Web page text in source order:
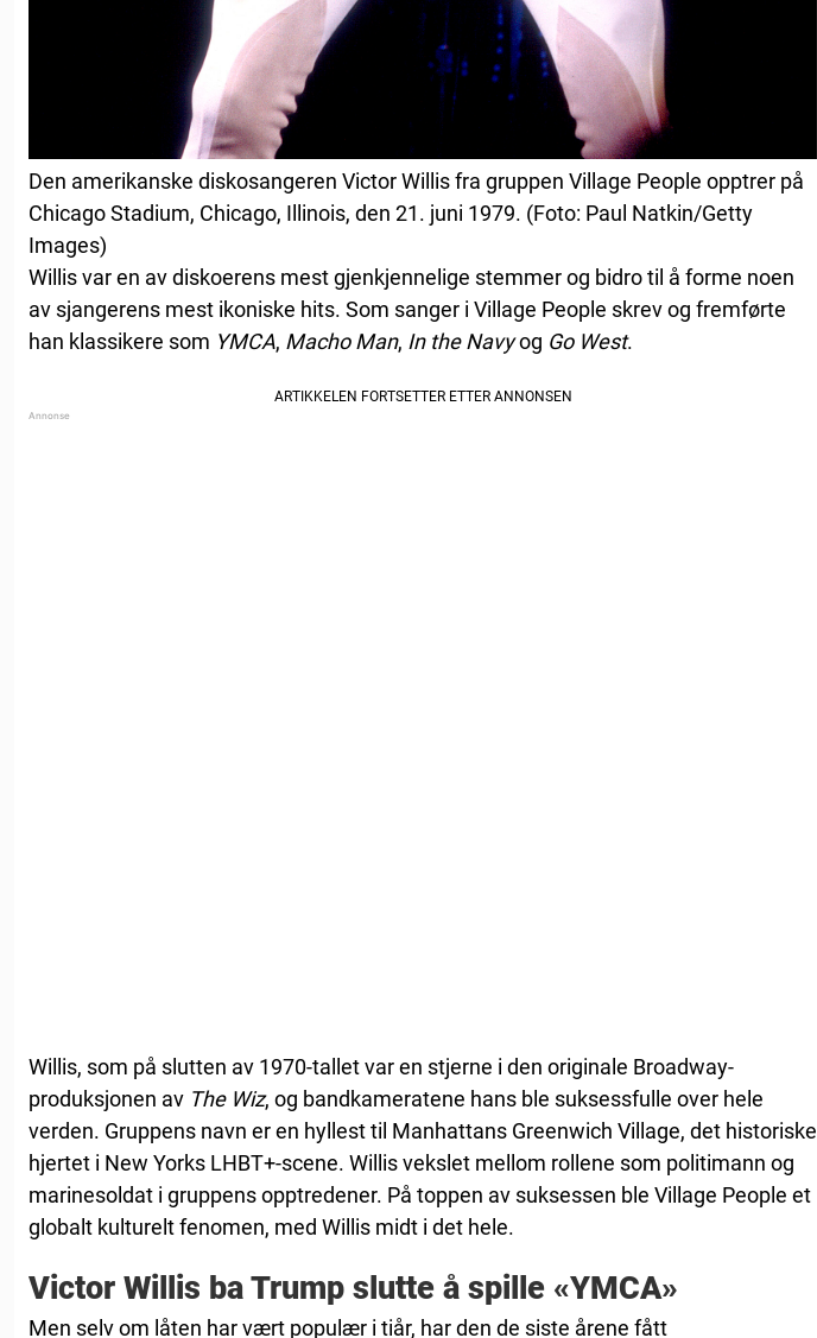
Den amerikanske diskosangeren Victor Willis fra gruppen Village People opptrer på
Chicago Stadium, Chicago, Illinois, den 21. juni 1979. (Foto: Paul Natkin/Getty
Images)
Willis var en av diskoerens mest gjenkjennelige stemmer og bidro til å forme noen
av sjangerens mest ikoniske hits. Som sanger i Village People skrev og fremførte
han klassikere som YMCA, Macho Man, In the Navyog Go West.
Willis, som på slutten av 1970-tallet var en stjerne i den originale Broadway-
produksjonen av The Wiz, og bandkameratene hans ble suksessfulle over hele
verden. Gruppens navn er en hyllest til Manhattans Greenwich Village, det historiske
hjertet i New Yorks LHBT+-scene. Willis vekslet mellom rollene som politimann og
marinesoldat i gruppens opptredener. På toppen av suksessen ble Village People et
globalt kulturelt fenomen, med Willis midt i det hele.
Victor Willis ba Trump slutte å spille «YMCA»
Men selv om låten har vært populær i tiår, har den de siste årene fått